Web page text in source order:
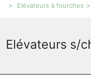
Elévateurs à fourches
Elévateurs s/